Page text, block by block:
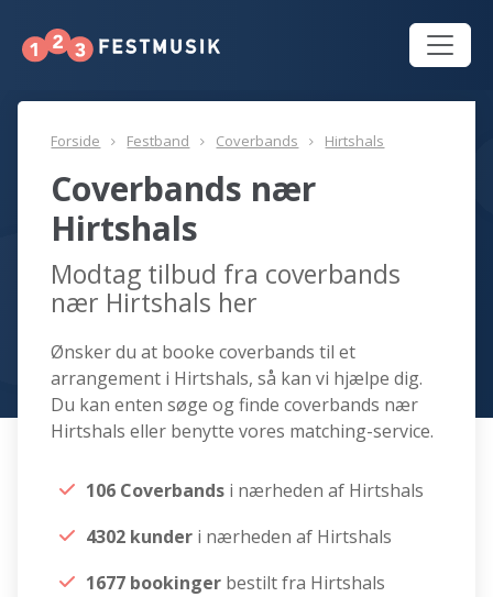
Forside Festband Coverbands Hirtshals
Coverbands nær
Hirtshals
Modtag tilbud fra coverbands
nær Hirtshals her
Ønsker du at booke coverbands til et
arrangement i Hirtshals, så kan vi hjælpe dig.
Du kan enten søge og finde coverbands nær
Hirtshals eller benytte vores matching-service.
106 Coverbands i nærheden af Hirtshals
4302 kunder i nærheden af Hirtshals
1677 bookinger bestilt fra Hirtshals